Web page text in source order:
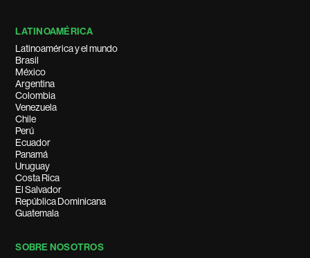
LATINOAMÉRICA
Latinoamérica y el mundo
Brasil
México
Argentina
Colombia
Venezuela
Chile
Perú
Ecuador
Panamá
Uruguay
Costa Rica
El Salvador
República Dominicana
Guatemala
SOBRE NOSOTROS